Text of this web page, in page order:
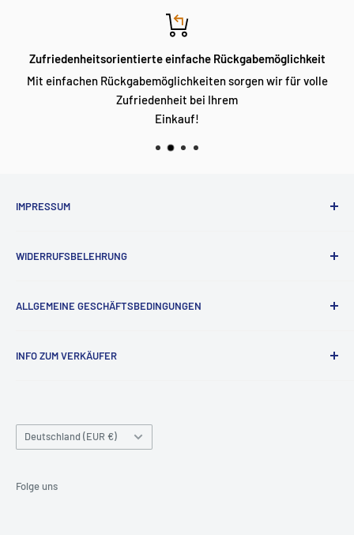
Zufriedenheitsorientierte einfache Rückgabemöglichkeit
Mit einfachen Rückgabemöglichkeiten sorgen wir für volle
Zufriedenheit bei Ihrem
Einkauf!
IMPRESSUM
WIDERRUFSBELEHRUNG
ALLGEMEINE GESCHÄFTSBEDINGUNGEN
Datenschutzrichtlinie
INFO ZUM VERKÄUFER
Handelsregisternummer: HRB223433
Umsatzsteuer-Identifikationsnummer: DE815914293
Land/Region
Deutschland (EUR €)
Folge uns